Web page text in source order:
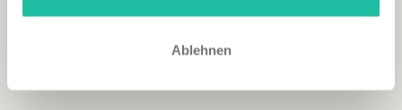
Ablehnen